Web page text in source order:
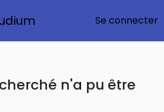
Se connecter
n'a pu être